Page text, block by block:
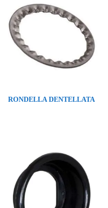
RONDELLA DENTELLATA